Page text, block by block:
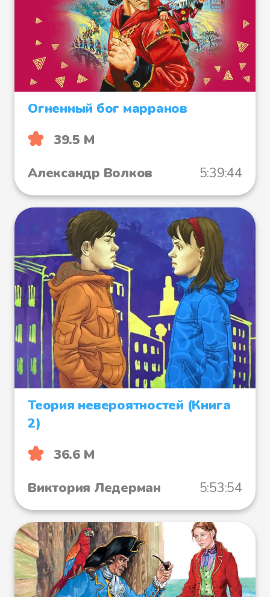
Огненный бог марранов
39.5 М
Александр Волков
5:39:44
Теория невероятностей (Книга
2)
36.6 М
Виктория Ледерман
5:53:54